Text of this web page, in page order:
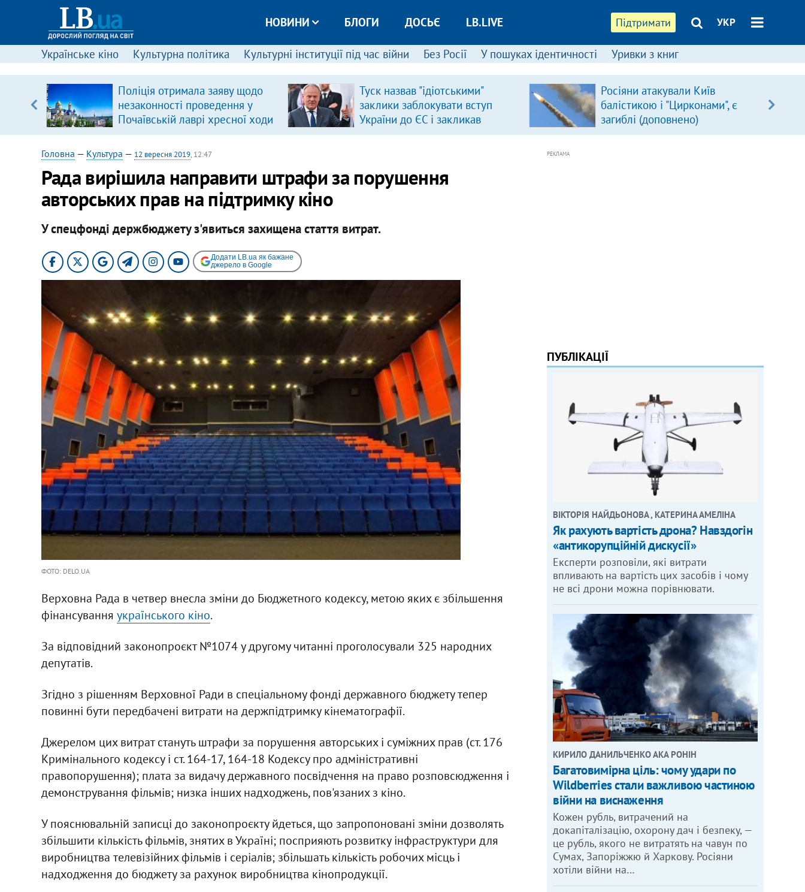
Підтримати УКР
НОВИНИ БЛОГИ ДОСЬЄ LB.LIVE
Українське кіно Культурна політика Культурні інституції під час війни Без Росії У пошуках ідентичності Уривки з книг
Поліція отримала заяву щодо
незаконності проведення у
Почаївській лаврі хресної ходи
Туск назвав "ідіотськими"
заклики заблокувати вступ
України до ЄС і закликав
припинити антиукраїнську
Росіяни атакували Київ
балістикою і "Цирконами", є
загиблі (доповнено)
Головна — Культура — 12 вересня 2019, 12:47
Рада вирішила направити штрафи за порушення
авторських прав на підтримку кіно
У спецфонді держбюджету з'явиться захищена стаття витрат.
Додати LB.ua як бажане
джерело в Google
ФОТО: DELO.UA
Верховна Рада в четвер внесла зміни до Бюджетного кодексу, метою яких є збільшення
фінансування українського кіно.
За відповідний законопроєкт №1074 у другому читанні проголосували 325 народних
депутатів.
Згідно з рішенням Верховної Ради в спеціальному фонді державного бюджету тепер
повинні бути передбачені витрати на держпідтримку кінематографії.
Джерелом цих витрат стануть штрафи за порушення авторських і суміжних прав (ст. 176
Кримінального кодексу і ст. 164-17, 164-18 Кодексу про адміністративні
правопорушення); плата за видачу державного посвідчення на право розповсюдження і
демонстрування фільмів; низка інших надходжень, пов'язаних з кіно.
У пояснювальній записці до законопроєкту йдеться, що запропоновані зміни дозволять
збільшити кількість фільмів, знятих в Україні; посприяють розвитку інфраструктури для
виробництва телевізійних фільмів і серіалів; збільшать кількість робочих місць і
надходження до бюджету за рахунок виробництва кінопродукції.
РЕКЛАМА
ПУБЛІКАЦІЇ
ВІКТОРІЯ НАЙДЬОНОВА , КАТЕРИНА АМЕЛІНА
Як рахують вартість дрона? Навздогін
«антикорупційній дискусії»
Експерти розповіли, які витрати
впливають на вартість цих засобів і чому
не всі дрони можна порівнювати.
КИРИЛО ДАНИЛЬЧЕНКО АКА РОНІН
Багатовимірна ціль: чому удари по
Wildberries стали важливою частиною
війни на виснаження
Кожен рубль, витрачений на
докапіталізацію, охорону дач і безпеку, —
це рубль, якого не витратять на чавун по
Сумах, Запоріжжю й Харкову. Росіяни
хотіли війни на…